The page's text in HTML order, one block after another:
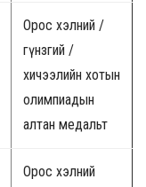
Орос хэлний /
гүнзгий /
хичээлийн хотын
олимпиадын
алтан медальт
Орос хэлний